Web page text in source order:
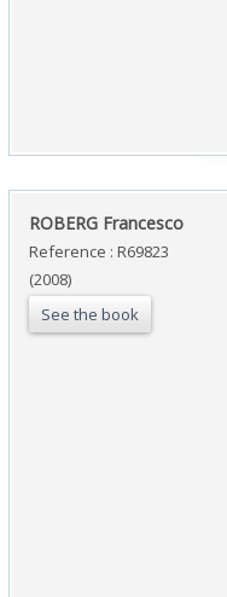
‎ROBERG Francesco‎
Reference : R69823
(2008)
See the book